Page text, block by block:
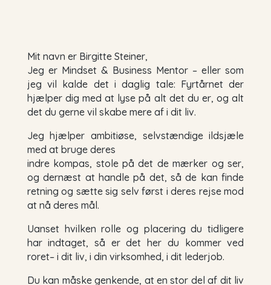
Mit navn er Birgitte Steiner,
Jeg er Mindset & Business Mentor – eller som
jeg vil kalde det i daglig tale: Fyrtårnet der
hjælper dig med at lyse på alt det du er, og alt
det du gerne vil skabe mere af i dit liv.
Jeg hjælper ambitiøse, selvstændige ildsjæle
med at bruge deres
indre kompas, stole på det de mærker og ser,
og dernæst at handle på det, så de kan finde
retning og sætte sig selv først i deres rejse mod
at nå deres mål.
Uanset hvilken rolle og placering du tidligere
har indtaget, så er det her du kommer ved
roret– i dit liv, i din virksomhed, i dit lederjob.
Du kan måske genkende, at en stor del af dit liv